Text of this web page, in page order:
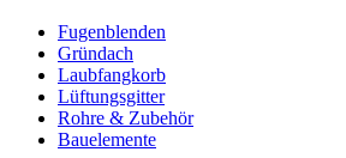
Fugenblenden
Gründach
Laubfangkorb
Lüftungsgitter
Rohre & Zubehör
Bauelemente